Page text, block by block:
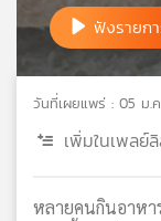
แผนที่
วิทยุ
เครือ
ข่าย
ฟังรายก
วันที่เผยแพร่ : 05 ม.
เพิ่มในเพลย์
หลายคนกินอาหา